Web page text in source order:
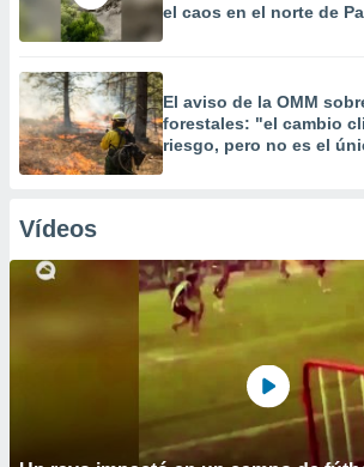
el caos en el norte de
El aviso de la OMM
forestales: "el cambio
riesgo, pero no es el
Vídeos